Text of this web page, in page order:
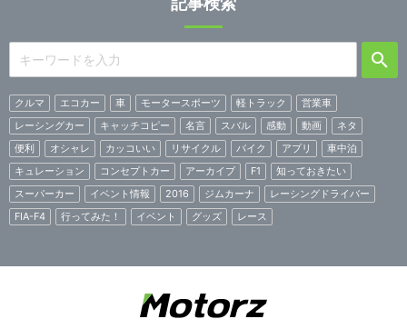
クルマ エコカー 車 モータースポーツ 軽トラック
営業車
レーシングカー
キャッチコピー 名言 スバル 感動 動画
ネタ
便利
オシャレ カッコいい リサイクル バイク アプリ
車中泊
キュレーション
コンセプトカー アーカイブ F1
知っておきたい
スーパーカー
イベント情報 2016 ジムカーナ
レーシングドライバー
FIA-F4
行ってみた！ イベント グッズ レース